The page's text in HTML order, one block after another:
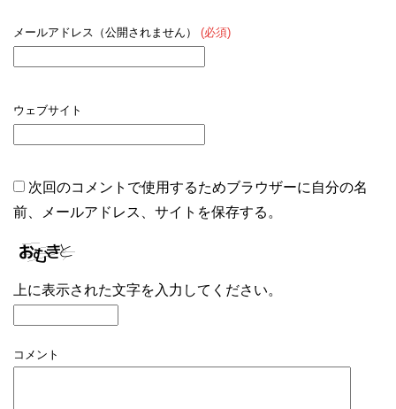
メールアドレス（公開されません） (必須)
ウェブサイト
次回のコメントで使用するためブラウザーに自分の名
前、メールアドレス、サイトを保存する。
上に表示された文字を入力してください。
コメント